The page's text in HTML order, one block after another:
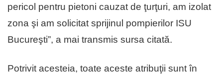
pericol pentru pietoni cauzat de ţurţuri, am izolat
zona şi am solicitat sprijinul pompierilor ISU
Bucureşti”, a mai transmis sursa citată.
Potrivit acesteia, toate aceste atribuţii sunt în